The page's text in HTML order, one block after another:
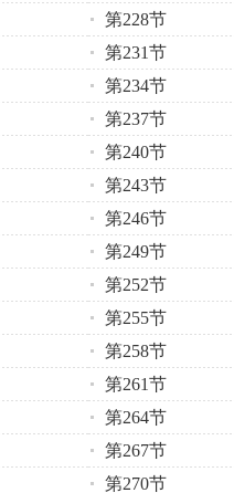
第228节
第231节
第234节
第237节
第240节
第243节
第246节
第249节
第252节
第255节
第258节
第261节
第264节
第267节
第270节